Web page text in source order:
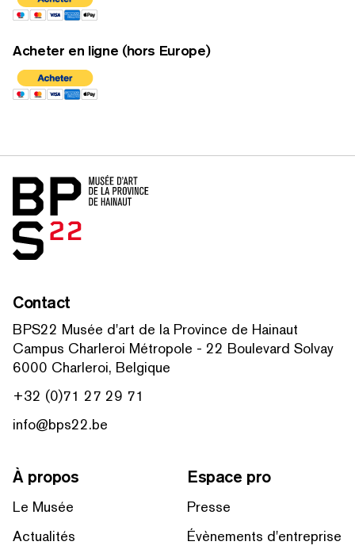
Acheter en ligne (hors Europe)
Accueil
Contact
BPS22 Musée d'art de la Province de Hainaut
Campus Charleroi Métropole - 22 Boulevard Solvay
6000 Charleroi, Belgique
+32 (0)71 27 29 71
info@bps22.be
À propos
Le Musée
Actualités
Espace pro
Presse
Évènements d'entreprise